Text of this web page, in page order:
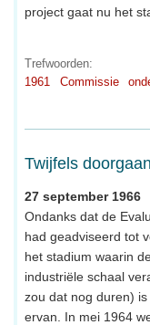
project gaat nu het
Trefwoorden:
1961
Commissie
Twijfels
27 september 1966
Ondanks dat de
had geadviseerd tot
het stadium waarin
industriële schaal
zou dat nog duren)
ervan. In mei 1964